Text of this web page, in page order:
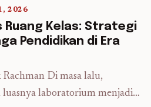
(trust) sering kali lahir dari
netral. Di sinilah peran
dalam ...
5 min read
2026
Ruang Kelas: Strategi
Pendidikan di Era
Di masa lalu,
luasnya laboratorium menjadi